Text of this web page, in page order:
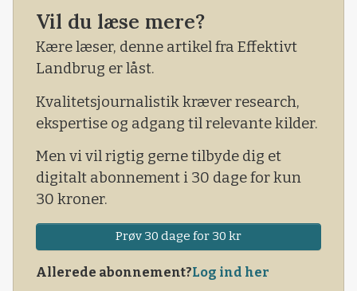
markedet, så flest mulige kan være med på en
grøn omstilling, lyder det fra virksomheden.
Vil du læse mere?
Kære læser, denne artikel fra Effektivt
Landbrug er låst.
Kvalitetsjournalistik kræver research,
ekspertise og adgang til relevante kilder.
Men vi vil rigtig gerne tilbyde dig et
digitalt abonnement i 30 dage for kun
30 kroner.
Prøv 30 dage for 30 kr
Allerede abonnement?Log ind her